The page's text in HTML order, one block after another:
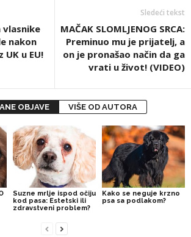
vlasnike
nakon
u EU!
Sledeći tekst
MAČAK SLOMLJENOG SRCA:
Preminuo mu je prijatelj, a
on je pronašao način da ga
vrati u život! (VIDEO)
OBJAVE VIŠE OD AUTORA
Suzne mrlje ispod očiju
kod pasa: Estetski ili
zdravstveni problem?
Kako se neguje krzno
psa sa podlakom?